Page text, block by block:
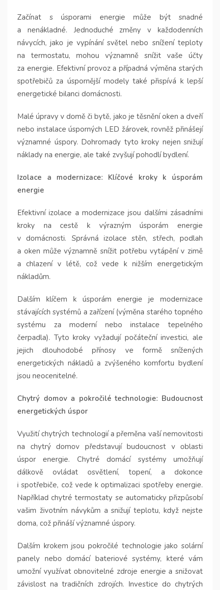
Začínat s úsporami energie může být snadné
a nenákladné. Jednoduché změny v každodenních
návycích, jako je vypínání světel nebo snížení teploty
na termostatu, mohou významně snížit vaše účty
za energie. Efektivní provoz a případná výměna starých
spotřebičů za úspornější modely také přispívá k lepší
energetické bilanci domácnosti.
Malé úpravy v domě či bytě, jako je těsnění oken a dveří
nebo instalace úsporných LED žárovek, rovněž přinášejí
významné úspory. Dohromady tyto kroky nejen snižují
náklady na energie, ale také zvyšují pohodlí bydlení.
Izolace a modernizace: Klíčové kroky k úsporám
energie
Efektivní izolace a modernizace jsou dalšími zásadními
kroky na cestě k výrazným úsporám energie
v domácnosti. Správná izolace stěn, střech, podlah
a oken může významně snížit potřebu vytápění v zimě
a chlazení v létě, což vede k nižším energetickým
nákladům.
Dalším klíčem k úsporám energie je modernizace
stávajících systémů a zařízení (výměna starého topného
systému za moderní nebo instalace tepelného
čerpadla). Tyto kroky vyžadují počáteční investici, ale
jejich dlouhodobé přínosy ve formě snížených
energetických nákladů a zvýšeného komfortu bydlení
jsou neocenitelné.
Chytrý domov a pokročilé technologie: Budoucnost
energetických úspor
Využití chytrých technologií a přeměna vaší nemovitosti
na chytrý domov představují budoucnost v oblasti
úspor energie. Chytré domácí systémy umožňují
dálkově ovládat osvětlení, topení, a dokonce
i spotřebiče, což vede k optimalizaci spotřeby energie.
Například chytré termostaty se automaticky přizpůsobí
vašim životním návykům a snižují teplotu, když nejste
doma, což přináší významné úspory.
Dalším krokem jsou pokročilé technologie jako solární
panely nebo domácí bateriové systémy, které vám
umožní využívat obnovitelné zdroje energie a snižovat
závislost na tradičních zdrojích. Investice do chytrých